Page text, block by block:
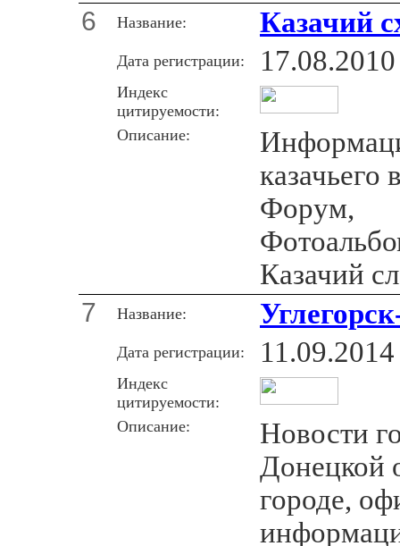
6 Название: Казачий
Дата регистрации: 17.08.2010
Индекс
цитируемости:
Описание:
казачьего
Форум,
Казачий
7 Название:
Дата регистрации: 11.09.2014
Индекс
цитируемости:
Описание:
Новости
Донецкой
городе,